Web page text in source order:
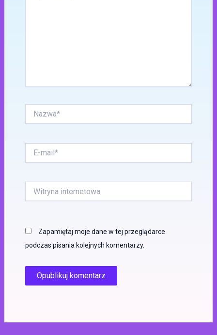
mail*
internetowa
Zapamiętaj moje dane w tej przeglądarce
podczas pisania kolejnych komentarzy.